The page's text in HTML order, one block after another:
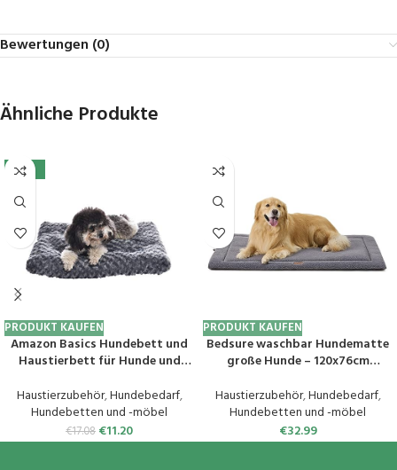
Bewertungen (0)
Ähnliche Produkte
-34%
PRODUKT KAUFEN
Amazon Basics Hundebett und
Haustierbett für Hunde und
Strapazierfähig, Sehr Klein, 58 x
47 cm, Graue Wirbel
Haustierzubehör,Hundebedarf,
Hundebetten und -möbel
€17.08 €11.20
PRODUKT KAUFEN
Bedsure waschbar Hundematte
große Hunde – 120x76cm
Grosse Hunde, Sherpa-Plüsch
Hundebett XXL mit Rutschfester
Boden und Seitengriff, grau
Haustierzubehör,Hundebedarf,
Hundebetten und -möbel
€32.99